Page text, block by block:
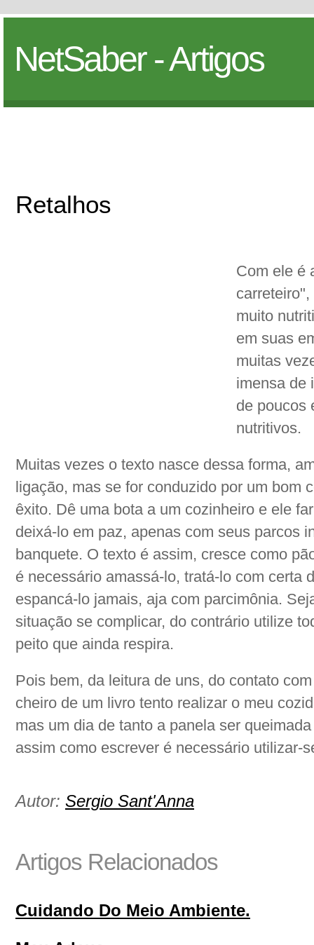
NetSaber - Artigos
Retalhos
Com ele é
muito
em suas
muitas
imensa de
de poucos
nutritivos.
Muitas vezes o texto nasce dessa forma,
ligação, mas se for conduzido por um bom
êxito. Dê uma bota a um cozinheiro e ele
deixá-lo em paz, apenas com seus parcos
banquete. O texto é assim, cresce como
é necessário amassá-lo, tratá-lo com certa
espancá-lo jamais, aja com parcimônia.
situação se complicar, do contrário utilize
peito que ainda respira.
Pois bem, da leitura de uns, do contato
cheiro de um livro tento realizar o meu
mas um dia de tanto a panela ser
assim como escrever é necessário utilizar-
Autor: Sergio Sant'Anna
Artigos Relacionados
Cuidando Do Meio Ambiente.